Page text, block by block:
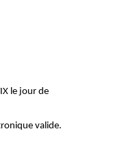
le jour de
valide.